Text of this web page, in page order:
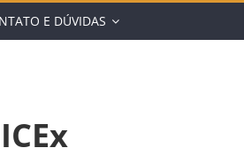
E DÚVIDAS